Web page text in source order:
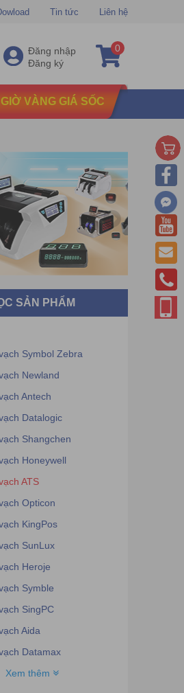
Tin tức Liên hệ
Đăng nhập
Đăng ký
0
GIỜ VÀNG GIÁ SỐC
SẢN PHẨM
Symbol Zebra
Newland
Antech
Datalogic
Shangchen
Honeywell
ATS
Opticon
KingPos
SunLux
Heroje
Symble
SingPC
Aida
Datamax
Ecoprint
Xem thêm